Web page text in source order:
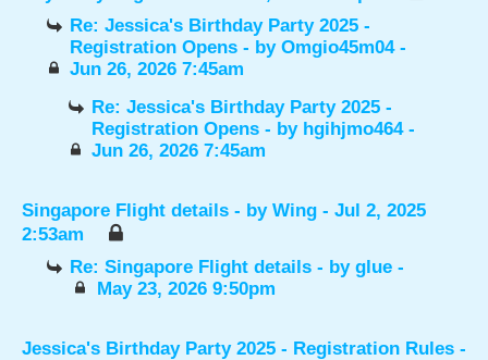
Re: Jessica's Birthday Party 2025 -
Registration Opens - byOmgio45m04-
Jun 26, 2026 7:45am
Re: Jessica's Birthday Party 2025 -
Registration Opens - by hgihjmo464-
Jun 26, 2026 7:45am
Singapore Flight details - by Wing - Jul 2, 2025
2:53am
Re: Singapore Flight details - byglue -
May 23, 2026 9:50pm
Jessica's Birthday Party 2025 - Registration Rules -